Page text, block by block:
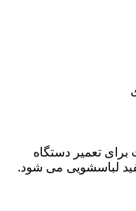
برای تعمیر دستگاه
لباسشویی می شود.